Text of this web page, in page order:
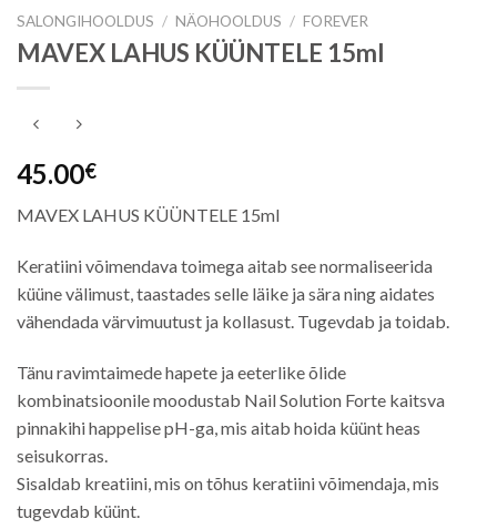
SALONGIHOOLDUS / NÄOHOOLDUS / FOREVER
MAVEX LAHUS KÜÜNTELE 15ml
45.00€
MAVEX LAHUS KÜÜNTELE 15ml
Keratiini võimendava toimega aitab see normaliseerida
küüne välimust, taastades selle läike ja sära ning aidates
vähendada värvimuutust ja kollasust. Tugevdab ja toidab.
Tänu ravimtaimede hapete ja eeterlike õlide
kombinatsioonile moodustab Nail Solution Forte kaitsva
pinnakihi happelise pH-ga, mis aitab hoida küünt heas
seisukorras.
Sisaldab kreatiini, mis on tõhus keratiini võimendaja, mis
tugevdab küünt.